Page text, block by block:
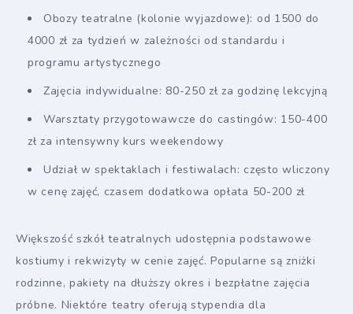
Obozy teatralne (kolonie wyjazdowe): od 1500 do
4000 zł za tydzień w zależności od standardu i
programu artystycznego
Zajęcia indywidualne: 80-250 zł za godzinę lekcyjną
Warsztaty przygotowawcze do castingów: 150-400
zł za intensywny kurs weekendowy
Udział w spektaklach i festiwalach: często wliczony
w cenę zajęć, czasem dodatkowa opłata 50-200 zł
Większość szkół teatralnych udostępnia podstawowe
kostiumy i rekwizyty w cenie zajęć. Popularne są zniżki
rodzinne, pakiety na dłuższy okres i bezpłatne zajęcia
próbne. Niektóre teatry oferują stypendia dla